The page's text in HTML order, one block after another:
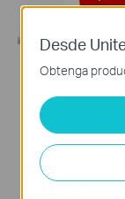
How to
Tapo
Camera to a
Tapo C200/
C210/ TC70
Desde
Obtenga